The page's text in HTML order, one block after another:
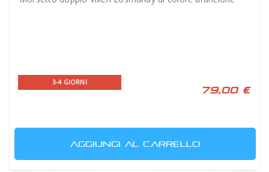
3-4 GIORNI
79,00 €
AGGIUNGI AL CARRELLO